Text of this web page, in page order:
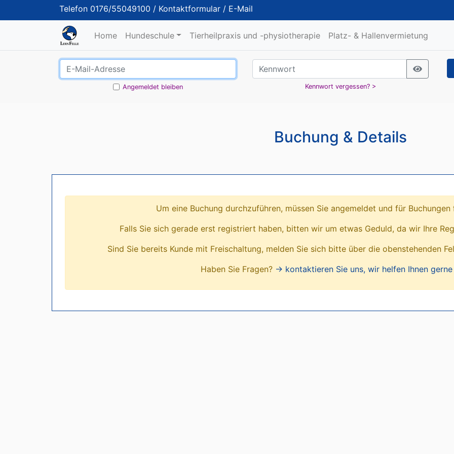
Telefon 0176/55049100 / Kontaktformular / E-Mail
Home Hundeschule Tierheilpraxis und -physiotherapie Platz- & Hallenvermietung
Angemeldet bleiben Kennwort vergessen? >
Buchung & Details
Um eine Buchung durchzuführen, müssen Sie angemeldet und für
Falls Sie sich gerade erst registriert haben, bitten wir um etwas Geduld, da wir Ihre
Sind Sie bereits Kunde mit Freischaltung, melden Sie sich bitte über die obenstehenden
Haben Sie Fragen? → kontaktieren Sie uns, wir helfen Ihnen